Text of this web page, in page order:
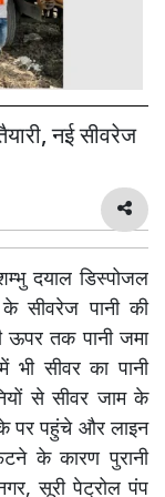
नई सीवरेज
दयाल डिस्पोजल
सीवरेज पानी की
ऊपर तक पानी जमा
भी सीवर का पानी
से सीवर जाम के
पर पहुंचे और लाइन
के कारण पुरानी
सूरी पेट्रोल पंप